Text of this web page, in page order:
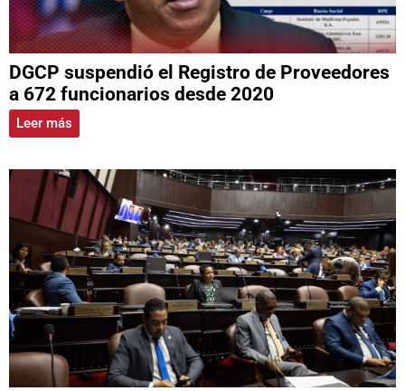
DGCP suspendió el Registro de Proveedores
a 672 funcionarios desde 2020
Leer más